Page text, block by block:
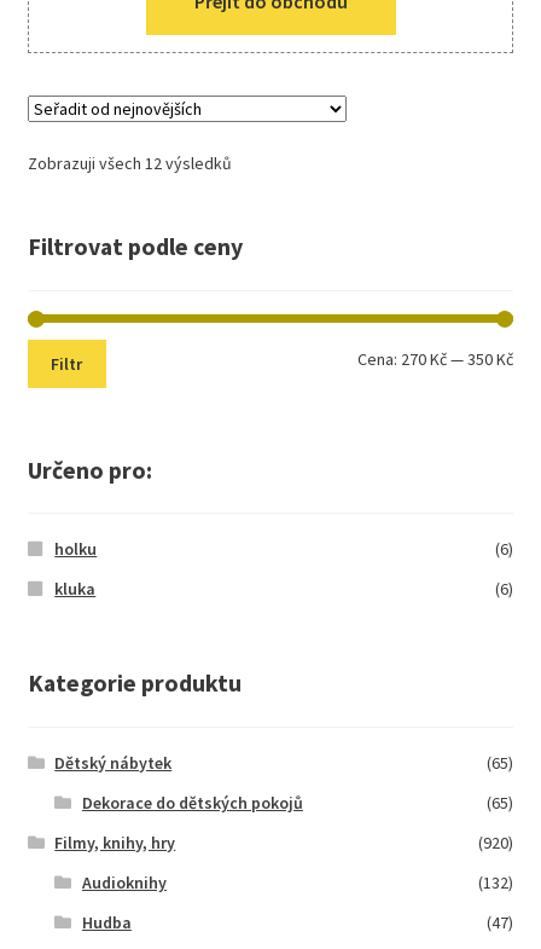
Zobrazuji všech 12 výsledků
Filtrovat podle ceny
Filtr Cena: 270 Kč—350 Kč
Určeno pro:
holku
(6)
kluka
(6)
Kategorie produktu
Dětský nábytek
(65)
Dekorace do dětských pokojů
(65)
Filmy, knihy, hry
(920)
Audioknihy
(132)
Hudba
(47)